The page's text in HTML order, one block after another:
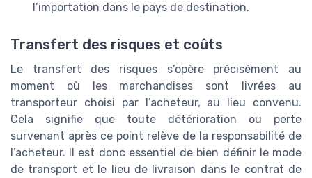
l’importation dans le pays de destination.
Transfert des risques et coûts
Le transfert des risques s’opère précisément au
moment où les marchandises sont livrées au
transporteur choisi par l’acheteur, au lieu convenu.
Cela signifie que toute détérioration ou perte
survenant après ce point relève de la responsabilité de
l’acheteur. Il est donc essentiel de bien définir le mode
de transport et le lieu de livraison dans le contrat de